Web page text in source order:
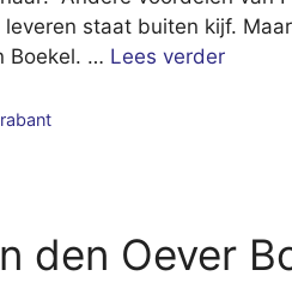
staat buiten kijf.
Boekel. … Lees verder
den Oever